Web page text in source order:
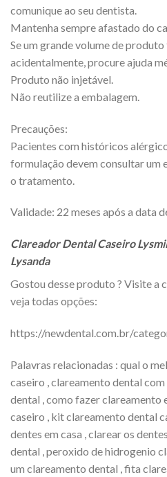
comunique ao seu dentista.
Mantenha sempre afastado do
Se um grande volume de
acidentalmente, procure ajuda
Produto não injetável.
Não reutilize a embalagem.
Precauções:
Pacientes com históricos
formulação devem consultar um
o tratamento.
Validade: 22 meses após a data
Clareador Dental Caseiro
Lysanda
Gostou desse produto ? Visite a
veja todas opções:
https://newdental.com.br/
Palavras relacionadas : qual o
caseiro , clareamento dental
dental , como fazer clareamento
caseiro , kit clareamento dental
dentes em casa , clarear os
dental , peroxido de hidrogenio
um clareamento dental , fita